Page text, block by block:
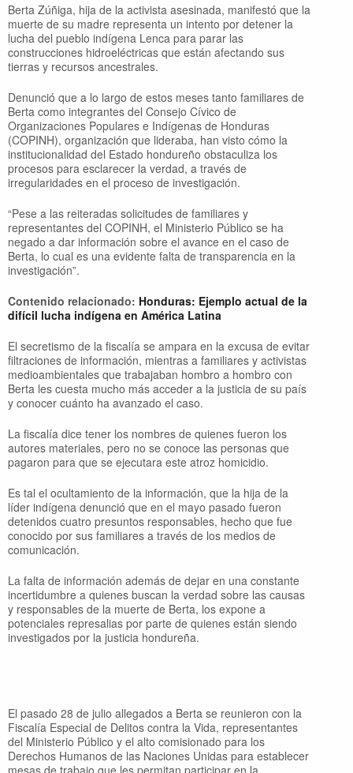
Berta Zúñiga, hija de la activista asesinada, manifestó que la
muerte de su madre representa un intento por detener la
lucha del pueblo indígena Lenca para parar las
construcciones hidroeléctricas que están afectando sus
tierras y recursos ancestrales.
Denunció que a lo largo de estos meses tanto familiares de
Berta como integrantes del Consejo Cívico de
Organizaciones Populares e Indígenas de Honduras
(COPINH), organización que lideraba, han visto cómo la
institucionalidad del Estado hondureño obstaculiza los
procesos para esclarecer la verdad, a través de
irregularidades en el proceso de investigación.
“Pese a las reiteradas solicitudes de familiares y
representantes del COPINH, el Ministerio Público se ha
negado a dar información sobre el avance en el caso de
Berta, lo cual es una evidente falta de transparencia en la
investigación”.
Contenido relacionado: Honduras: Ejemplo actual de la
difícil lucha indígena en América Latina
El secretismo de la fiscalía se ampara en la excusa de evitar
filtraciones de información, mientras a familiares y activistas
medioambientales que trabajaban hombro a hombro con
Berta les cuesta mucho más acceder a la justicia de su país
y conocer cuánto ha avanzado el caso.
La fiscalía dice tener los nombres de quienes fueron los
autores materiales, pero no se conoce las personas que
pagaron para que se ejecutara este atroz homicidio.
Es tal el ocultamiento de la información, que la hija de la
líder indígena denunció que en el mayo pasado fueron
detenidos cuatro presuntos responsables, hecho que fue
conocido por sus familiares a través de los medios de
comunicación.
La falta de información además de dejar en una constante
incertidumbre a quienes buscan la verdad sobre las causas
y responsables de la muerte de Berta, los expone a
potenciales represalias por parte de quienes están siendo
investigados por la justicia hondureña.
El pasado 28 de julio allegados a Berta se reunieron con la
Fiscalía Especial de Delitos contra la Vida, representantes
del Ministerio Público y el alto comisionado para los
Derechos Humanos de las Naciones Unidas para establecer
mesas de trabajo que les permitan participar en la